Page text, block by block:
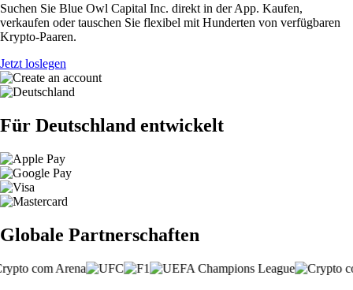
Suchen Sie Blue Owl Capital Inc. direkt in der App. Kaufen,
verkaufen oder tauschen Sie flexibel mit Hunderten von verfügbaren
Krypto-Paaren.
Jetzt loslegen
Für Deutschland entwickelt
Globale Partnerschaften